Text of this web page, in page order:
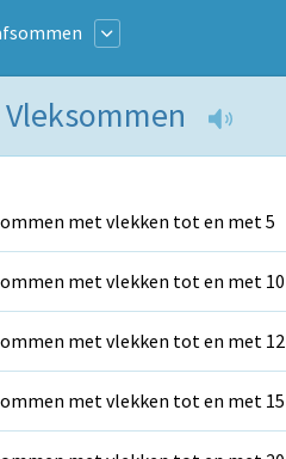
met vlekken tot en met 5
met vlekken tot en met 10
met vlekken tot en met 12
met vlekken tot en met 15